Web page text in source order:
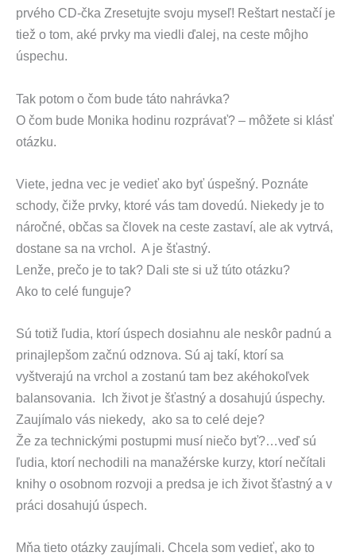
prvého CD-čka Zresetujte svoju myseľ! Reštart nestačí je
tiež o tom, aké prvky ma viedli ďalej, na ceste môjho
úspechu.
Tak potom o čom bude táto nahrávka?
O čom bude Monika hodinu rozprávať? – môžete si klásť
otázku.
Viete, jedna vec je vedieť ako byť úspešný. Poznáte
schody, čiže prvky, ktoré vás tam dovedú. Niekedy je to
náročné, občas sa človek na ceste zastaví, ale ak vytrvá,
dostane sa na vrchol. A je šťastný.
Lenže, prečo je to tak? Dali ste si už túto otázku?
Ako to celé funguje?
Sú totiž ľudia, ktorí úspech dosiahnu ale neskôr padnú a
prinajlepšom začnú odznova. Sú aj takí, ktorí sa
vyštverajú na vrchol a zostanú tam bez akéhokoľvek
balansovania. Ich život je šťastný a dosahujú úspechy.
Zaujímalo vás niekedy, ako sa to celé deje?
Že za technickými postupmi musí niečo byť?…veď sú
ľudia, ktorí nechodili na manažérske kurzy, ktorí nečítali
knihy o osobnom rozvoji a predsa je ich život šťastný a v
práci dosahujú úspech.
Mňa tieto otázky zaujímali. Chcela som vedieť, ako to